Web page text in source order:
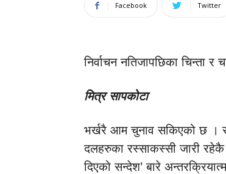
Facebook Twitter
निर्वाचन नतिजापछिका चिन्ता र
मित्र सापकोटा
भर्खरै आम चुनाव सकिएको छ ।
दलहरुका रस्साकस्सी जारी रहेकै
दिएको सन्देश’ बारे